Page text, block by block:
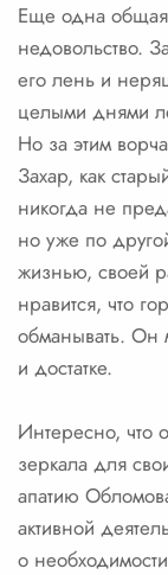
Еще одна общая
недовольство.
его лень и
целыми днями
Но за этим
Захар, как
никогда не
но уже по
жизнью, своей
нравится, что
обманывать. Он
и достатке.
Интересно, что
зеркала для
апатию
активной
о